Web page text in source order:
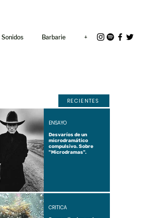
Sonidos Barbarie +
RECIENTES
Desvaríos de un
microdramático
compulsivo. Sobre
"Microdramas".
ENSAYO
CRÍTICA